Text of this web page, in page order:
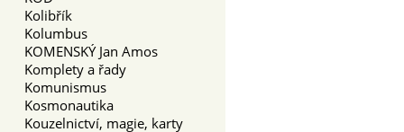
Kolibřík
Kolumbus
KOMENSKÝ Jan Amos
Komplety a řady
Komunismus
Kosmonautika
Kouzelnictví, magie, karty